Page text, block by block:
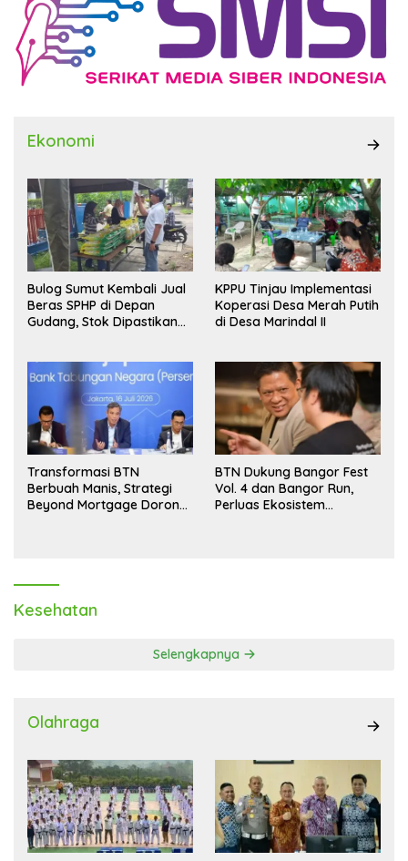
Ekonomi
Bulog Sumut Kembali Jual
Beras SPHP di Depan
Gudang, Stok Dipastikan
KPPU Tinjau Implementasi
Koperasi Desa Merah Putih
di Desa Marindal II
Transformasi BTN
Berbuah Manis, Strategi
Beyond Mortgage Dorong
BTN Dukung Bangor Fest
Vol. 4 dan Bangor Run,
Perluas Ekosistem
Kesehatan
Selengkapnya
Olahraga